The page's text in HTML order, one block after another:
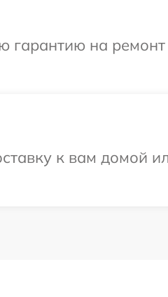
гарантию на ремонт
к вам домой